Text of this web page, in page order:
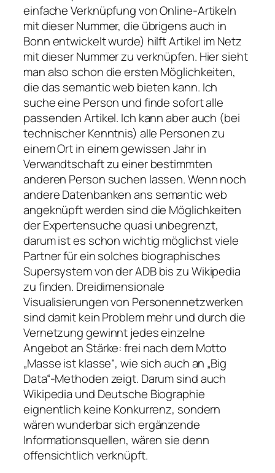
einfache Verknüpfung von Online-Artikeln
mit dieser Nummer, die übrigens auch in
Bonn entwickelt wurde) hilft Artikel im Netz
mit dieser Nummer zu verknüpfen. Hier sieht
man also schon die ersten Möglichkeiten,
die das semantic web bieten kann. Ich
suche eine Person und finde sofort alle
passenden Artikel. Ich kann aber auch (bei
technischer Kenntnis) alle Personen zu
einem Ort in einem gewissen Jahr in
Verwandtschaft zu einer bestimmten
anderen Person suchen lassen. Wenn noch
andere Datenbanken ans semantic web
angeknüpft werden sind die Möglichkeiten
der Expertensuche quasi unbegrenzt,
darum ist es schon wichtig möglichst viele
Partner für ein solches biographisches
Supersystem von der ADB bis zu Wikipedia
zu finden. Dreidimensionale
Visualisierungen von Personennetzwerken
sind damit kein Problem mehr und durch die
Vernetzung gewinnt jedes einzelne
Angebot an Stärke: frei nach dem Motto
„Masse ist klasse“, wie sich auch an „Big
Data“-Methoden zeigt. Darum sind auch
Wikipedia und Deutsche Biographie
eignentlich keine Konkurrenz, sondern
wären wunderbar sich ergänzende
Informationsquellen, wären sie denn
offensichtlich verknüpft.